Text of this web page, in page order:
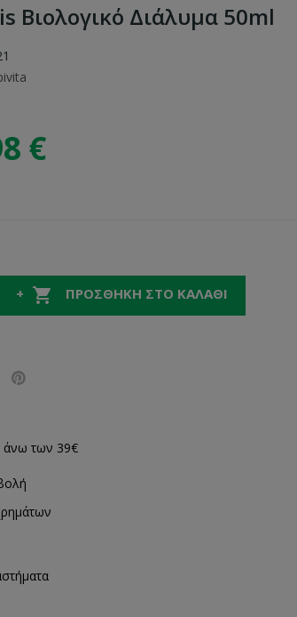
Βιολογικό Διάλυμα 50ml
€
 ΠΡΟΣΘΉΚΗ ΣΤΟ ΚΑΛΆΘΙ
των 39€